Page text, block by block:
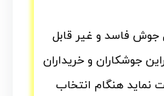
جوش فاسد و غیر قابل
جوشکاران و خریداران
نماید هنگام انتخاب